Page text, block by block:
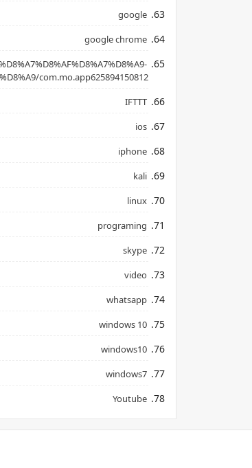
google
google chrome
com.mo.app625894150812
IFTTT
ios
iphone
kali
linux
programing
skype
video
whatsapp
windows 10
windows10
windows7
Youtube